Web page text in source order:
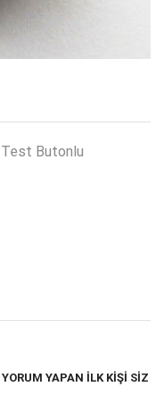
Butonlu
YAPAN ILK KIŞI SIZ